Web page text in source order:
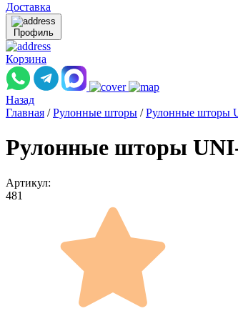
Доставка
Профиль
Корзина
Назад
Главная / Рулонные шторы / Рулонные шторы
Рулонные шторы
Артикул:
481